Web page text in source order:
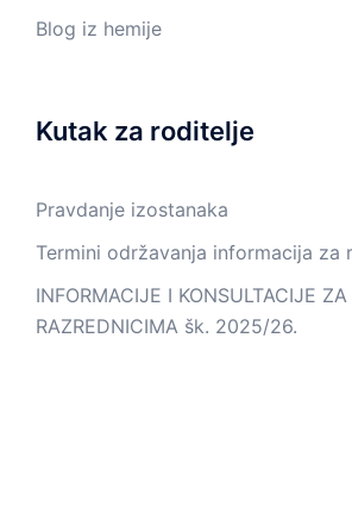
Blog iz hemije
Kutak za roditelje
Pravdanje izostanaka
Termini održavanja informacija za
INFORMACIJE I KONSULTACIJE
RAZREDNICIMA šk. 2025/26.